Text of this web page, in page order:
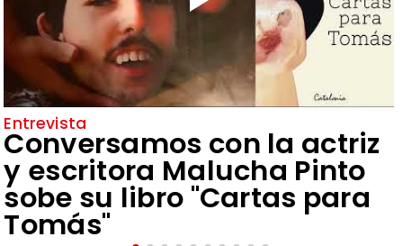
Entrevista
Conversamos con la actriz
y escritora Malucha Pinto
sobe su libro "Cartas para
Tomás"